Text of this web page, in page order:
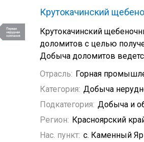
Крутокачинский
Крутокачинский
доломитов с целью
Добыча доломитов
Отрасль: Горная
Категория: Добыча
Подкатегория: Добыча и
Регион: Красноярский
Нас. пункт: с. Каменный Яр